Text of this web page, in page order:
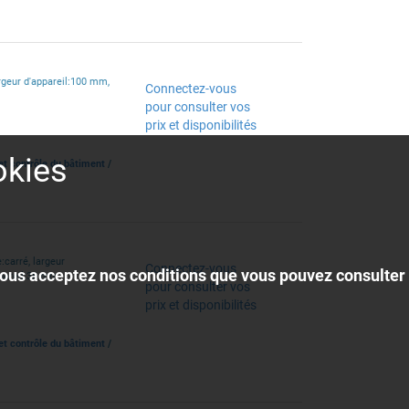
d'appareil:100 mm,
contrôle du bâtiment /
Connectez-vous
pour consulter vos
prix et disponibilités
largeur
mm
contrôle du bâtiment /
Connectez-vous
pour consulter vos
prix et disponibilités
acceptez nos conditions que vous pouvez consulter